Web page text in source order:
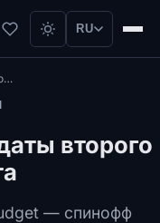
RU
PUBG Black Budget: даты второго плейтеста
второго
— спинофф